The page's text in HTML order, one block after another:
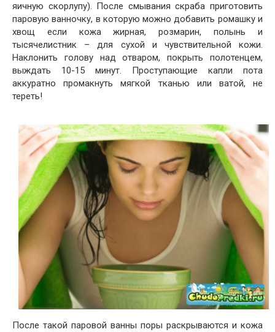
яичную скорлупу). После смывания скраба приготовить
паровую ванночку, в которую можно добавить ромашку и
хвощ если кожа жирная, розмарин, полынь и
тысячелистник – для сухой и чувствительной кожи.
Наклонить голову над отваром, покрыть полотенцем,
выждать 10-15 минут. Проступающие капли пота
аккуратно промакнуть мягкой тканью или ватой, не
тереть!
После такой паровой ванны поры раскрываются и кожа